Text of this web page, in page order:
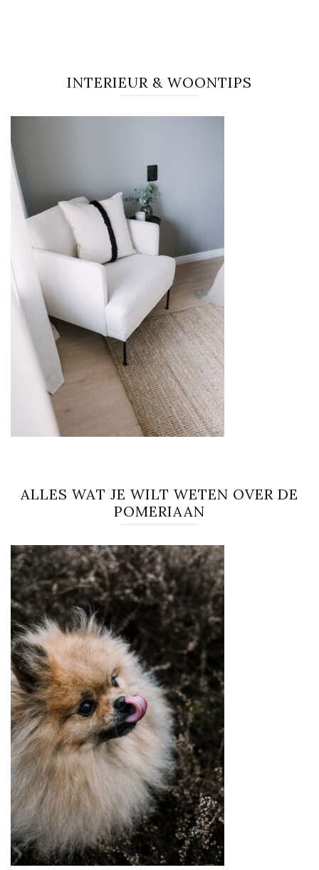
INTERIEUR & WOONTIPS
ALLES WAT JE WILT WETEN OVER DE
POMERIAAN